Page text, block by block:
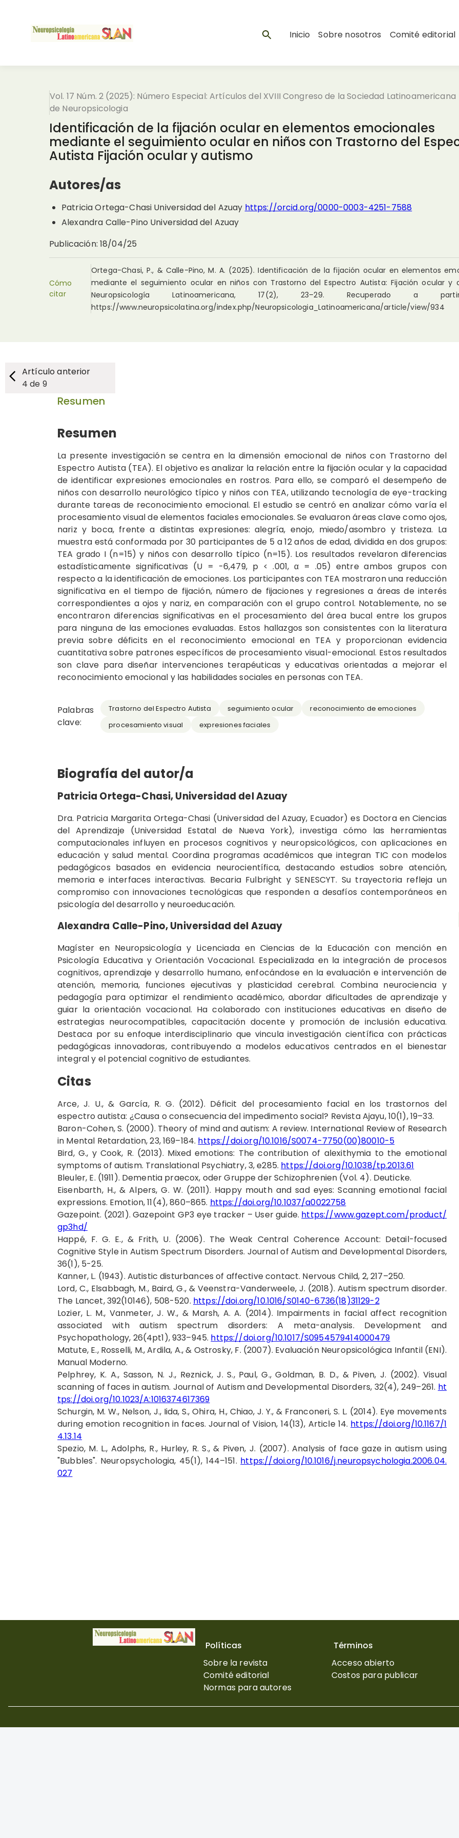
Inicio Sobre nosotros Comité editorial
Vol. 17 Núm. 2 (2025): Número Especial: Artículos del XVIII Congreso de la Sociedad Latinoamericana
de Neuropsicologia
Identificación de la fijación ocular en elementos emocionales
mediante el seguimiento ocular en niños con Trastorno del
Autista Fijación ocular y autismo
Autores/as
Patricia Ortega-Chasi Universidad del Azuay https://orcid.org/0000-0003-4251-7588
Alexandra Calle-Pino Universidad del Azuay
Publicación: 18/04/25
Cómo
citar
Ortega-Chasi, P., & Calle-Pino, M. A. (2025). Identificación de la fijación ocular en elementos
mediante el seguimiento ocular en niños con Trastorno del Espectro Autista: Fijación ocular y
Neuropsicología Latinoamericana, 17(2), 23–29. Recuperado a
https://www.neuropsicolatina.org/index.php/Neuropsicologia_Latinoamericana/article/view/934
Artículo anterior
4 de 9
Resumen
Resumen
La presente investigación se centra en la dimensión emocional de niños con Trastorno del
Espectro Autista (TEA). El objetivo es analizar la relación entre la fijación ocular y la capacidad
de identificar expresiones emocionales en rostros. Para ello, se comparó el desempeño de
niños con desarrollo neurológico típico y niños con TEA, utilizando tecnología de eye-tracking
durante tareas de reconocimiento emocional. El estudio se centró en analizar cómo varía el
procesamiento visual de elementos faciales emocionales. Se evaluaron áreas clave como ojos,
nariz y boca, frente a distintas expresiones: alegría, enojo, miedo/asombro y tristeza. La
muestra está conformada por 30 participantes de 5 a 12 años de edad, dividida en dos grupos:
TEA grado I (n=15) y niños con desarrollo típico (n=15). Los resultados revelaron diferencias
estadísticamente significativas (U = -6,479, p < .001, α = .05) entre ambos grupos con
respecto a la identificación de emociones. Los participantes con TEA mostraron una reducción
significativa en el tiempo de fijación, número de fijaciones y regresiones a áreas de interés
correspondientes a ojos y nariz, en comparación con el grupo control. Notablemente, no se
encontraron diferencias significativas en el procesamiento del área bucal entre los grupos
para ninguna de las emociones evaluadas. Estos hallazgos son consistentes con la literatura
previa sobre déficits en el reconocimiento emocional en TEA y proporcionan evidencia
cuantitativa sobre patrones específicos de procesamiento visual-emocional. Estos resultados
son clave para diseñar intervenciones terapéuticas y educativas orientadas a mejorar el
reconocimiento emocional y las habilidades sociales en personas con TEA.
Palabras
clave:
Trastorno del Espectro Autista seguimiento ocular
reconocimiento de emociones
procesamiento visual
expresiones faciales
Biografía del autor/a
Patricia Ortega-Chasi,Universidad del Azuay
Dra. Patricia Margarita Ortega-Chasi (Universidad del Azuay, Ecuador) es Doctora en Ciencias
del Aprendizaje (Universidad Estatal de Nueva York), investiga cómo las herramientas
computacionales influyen en procesos cognitivos y neuropsicológicos, con aplicaciones en
educación y salud mental. Coordina programas académicos que integran TIC con modelos
pedagógicos basados en evidencia neurocientífica, destacando estudios sobre atención,
memoria e interfaces interactivas. Becaria Fulbright y SENESCYT. Su trayectoria refleja un
compromiso con innovaciones tecnológicas que responden a desafíos contemporáneos en
psicología del desarrollo y neuroeducación.
Alexandra Calle-Pino,Universidad del Azuay
Magíster en Neuropsicología y Licenciada en Ciencias de la Educación con mención en
Psicología Educativa y Orientación Vocacional. Especializada en la integración de procesos
cognitivos, aprendizaje y desarrollo humano, enfocándose en la evaluación e intervención de
atención, memoria, funciones ejecutivas y plasticidad cerebral. Combina neurociencia y
pedagogía para optimizar el rendimiento académico, abordar dificultades de aprendizaje y
guiar la orientación vocacional. Ha colaborado con instituciones educativas en diseño de
estrategias neurocompatibles, capacitación docente y promoción de inclusión educativa.
Destaca por su enfoque interdisciplinario que vincula investigación científica con prácticas
pedagógicas innovadoras, contribuyendo a modelos educativos centrados en el bienestar
integral y el potencial cognitivo de estudiantes.
Citas
Arce, J. U., & García, R. G. (2012). Déficit del procesamiento facial en los trastornos del
espectro autista: ¿Causa o consecuencia del impedimento social? Revista Ajayu, 10(1), 19–33.
Baron-Cohen, S. (2000). Theory of mind and autism: A review. International Review of Research
in Mental Retardation, 23, 169–184. https://doi.org/10.1016/S0074-7750(00)80010-5
Bird, G., y Cook, R. (2013). Mixed emotions: The contribution of alexithymia to the emotional
symptoms of autism. Translational Psychiatry, 3, e285. https://doi.org/10.1038/tp.2013.61
Bleuler, E. (1911). Dementia praecox, oder Gruppe der Schizophrenien (Vol. 4). Deuticke.
Eisenbarth, H., & Alpers, G. W. (2011). Happy mouth and sad eyes: Scanning emotional facial
expressions. Emotion, 11(4), 860–865. https://doi.org/10.1037/a0022758
Gazepoint. (2021). Gazepoint GP3 eye tracker – User guide. https://www.gazept.com/product/
gp3hd/
Happé, F. G. E., & Frith, U. (2006). The Weak Central Coherence Account: Detail-focused
Cognitive Style in Autism Spectrum Disorders. Journal of Autism and Developmental Disorders,
36(1), 5-25.
Kanner, L. (1943). Autistic disturbances of affective contact. Nervous Child, 2, 217–250.
Lord, C., Elsabbagh, M., Baird, G., & Veenstra-Vanderweele, J. (2018). Autism spectrum disorder.
The Lancet, 392(10146), 508-520. https://doi.org/10.1016/S0140-6736(18)31129-2
Lozier, L. M., Vanmeter, J. W., & Marsh, A. A. (2014). Impairments in facial affect recognition
associated with autism spectrum disorders: A meta-analysis. Development and
Psychopathology, 26(4pt1), 933–945. https://doi.org/10.1017/S0954579414000479
Matute, E., Rosselli, M., Ardila, A., & Ostrosky, F. (2007). Evaluación Neuropsicológica Infantil (ENI).
Manual Moderno.
Pelphrey, K. A., Sasson, N. J., Reznick, J. S., Paul, G., Goldman, B. D., & Piven, J. (2002). Visual
scanning of faces in autism. Journal of Autism and Developmental Disorders, 32(4), 249–261. ht
tps://doi.org/10.1023/A:1016374617369
Schurgin, M. W., Nelson, J., Iida, S., Ohira, H., Chiao, J. Y., & Franconeri, S. L. (2014). Eye movements
during emotion recognition in faces. Journal of Vision, 14(13), Article 14. https://doi.org/10.1167/1
4.13.14
Spezio, M. L., Adolphs, R., Hurley, R. S., & Piven, J. (2007). Analysis of face gaze in autism using
"Bubbles". Neuropsychologia, 45(1), 144–151. https://doi.org/10.1016/j.neuropsychologia.2006.04.
027
Políticas
Sobre la revista
Comité editorial
Normas para autores
Términos
Acceso abierto
Costos para publicar